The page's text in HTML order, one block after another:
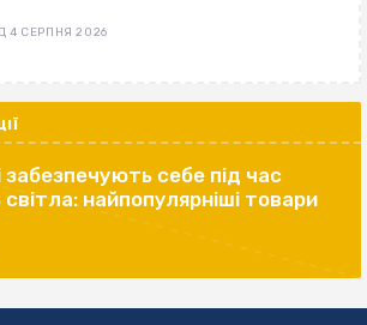
4 СЕРПНЯ 2026
забезпечують себе під час
найпопулярніші товари